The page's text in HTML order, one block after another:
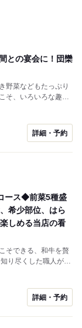
との宴会に！団欒
野菜などもたっぷり
そ、いろいろな趣味
。飲み放題はL.O.90
詳細・予約
ース◆前菜5種盛
希少部位、はら
しめる当店の看
そできる、和牛を贅
の顔と
詳細・予約